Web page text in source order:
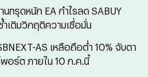
ทรุดหนัก EA กำไรลด SABUY
เติมวิกฤติความเชื่อมั่น
AS เหลือถือต่ำ 10% จับตา
อร์ต ภายใน 10 ก.ค.นี้